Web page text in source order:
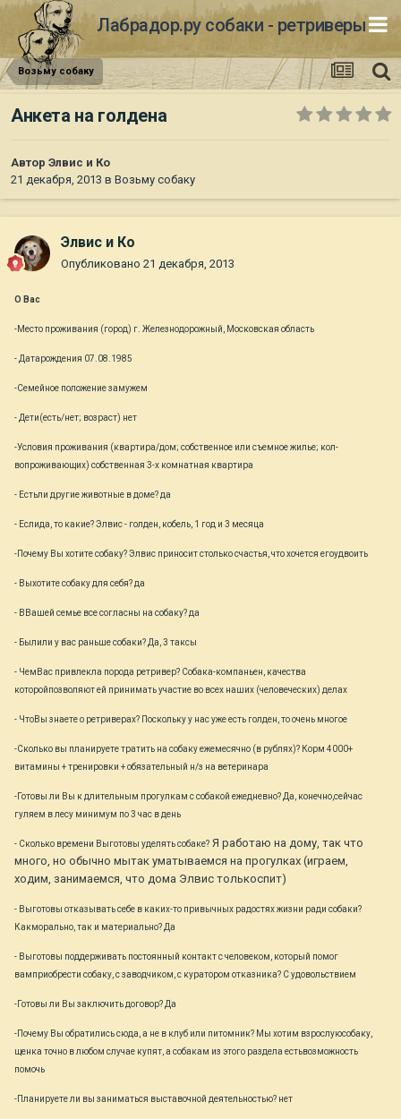
Лабрадор.ру собаки - ретриверы
Возьму собаку
Анкета на голдена
Автор Элвис и Ко
21 декабря, 2013 в Возьму собаку
Элвис и Ко
Опубликовано 21 декабря, 2013
О Вас
-Место проживания (город) г. Железнодорожный, Московская область
- Датарождения 07.08.1985
-Семейное положение замужем
- Дети(есть/нет; возраст) нет
-Условия проживания (квартира/дом; собственное или съемное жилье; кол-
вопроживающих) собственная 3-х комнатная квартира
- Естьли другие животные в доме? да
- Еслида, то какие? Элвис - голден, кобель, 1 год и 3 месяца
-Почему Вы хотите собаку? Элвис приносит столько счастья, что хочется егоудвоить
- Выхотите собаку для себя? да
- ВВашей семье все согласны на собаку? да
- Былили у вас раньше собаки? Да, 3 таксы
- ЧемВас привлекла порода ретривер? Собака-компаньен, качества
которойпозволяют ей принимать участие во всех наших (человеческих) делах
- ЧтоВы знаете о ретриверах? Поскольку у нас уже есть голден, то очень многое
-Сколько вы планируете тратить на собаку ежемесячно (в рублях)? Корм 4000+
витамины + тренировки + обязательный н/з на ветеринара
-Готовы ли Вы к длительным прогулкам с собакой ежедневно? Да, конечно,сейчас
гуляем в лесу минимум по 3 час в день
- Сколько времени Выготовы уделять собаке? Я работаю на дому, так что
много, но обычно мытак уматываемся на прогулках (играем,
ходим, занимаемся, что дома Элвис толькоспит)
- Выготовы отказывать себе в каких-то привычных радостях жизни ради собаки?
Какморально, так и материально? Да
- Выготовы поддерживать постоянный контакт с человеком, который помог
вамприобрести собаку, с заводчиком, с куратором отказника? С удовольствием
-Готовы ли Вы заключить договор? Да
-Почему Вы обратились сюда, а не в клуб или питомник? Мы хотим взрослуюсобаку,
щенка точно в любом случае купят, а собакам из этого раздела естьвозможность
помочь
-Планируете ли вы заниматься выставочной деятельностью? нет